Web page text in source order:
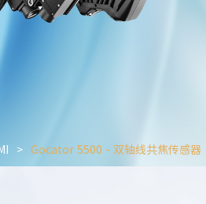
> Gocator 5500 - 双轴线共焦传感器